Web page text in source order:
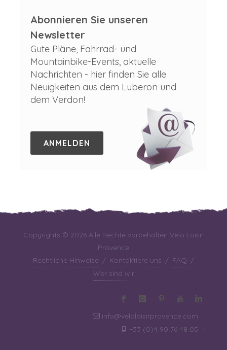
Abonnieren Sie unseren
Newsletter
Gute Pläne, Fahrrad- und
Mountainbike-Events, aktuelle
Nachrichten - hier finden Sie alle
Neuigkeiten aus dem Luberon und
dem Verdon!
ANMELDEN
Copyrights © 2026 Alle Rechte vorbehalten Velo Loisir
Provence
Rechtliche Hinweise / Kontaktiere uns / FAQ /
Wer sind wir
info@veloloisirprovence.com
·
+33 (0)4 90 76 48 05
·